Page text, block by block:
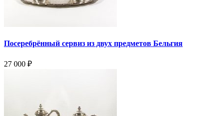
Посеребрённый сервиз из двух предметов Бельгия
27 000 ₽